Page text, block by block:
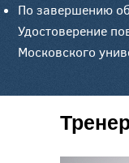
По завершению
Удостоверение
Московского